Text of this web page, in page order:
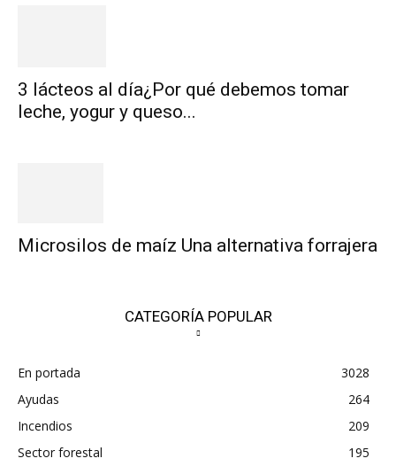
3 lácteos al día¿Por qué debemos tomar
leche, yogur y queso...
Microsilos de maíz Una alternativa forrajera
CATEGORÍA POPULAR
En portada
3028
Ayudas
264
Incendios
209
Sector forestal
195